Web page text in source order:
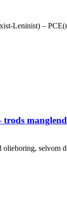
Leninist) –